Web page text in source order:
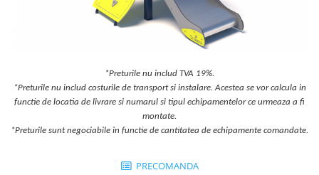
Echipamente tematice
Echipamente persoane cu
dizabilitati
*Preturile nu includ TVA 19%.
*Preturile nu includ costurile de transport si instalare. Acestea se vor calcula in
functie de locatia de livrare si numarul si tipul echipamentelor ce urmeaza a fi
montate.
*Preturile sunt negociabile in functie de cantitatea de echipamente comandate.
PRECOMANDA